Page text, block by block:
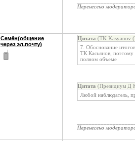
Перенесено
Семён(общение
через эл.почту)
Цитата (TK Kasyanov
7. Обоснование
ТК Касьянов, поэтому
полном объеме
Цитата (Президиум Д
Любой наблюдатель,
Перенесено